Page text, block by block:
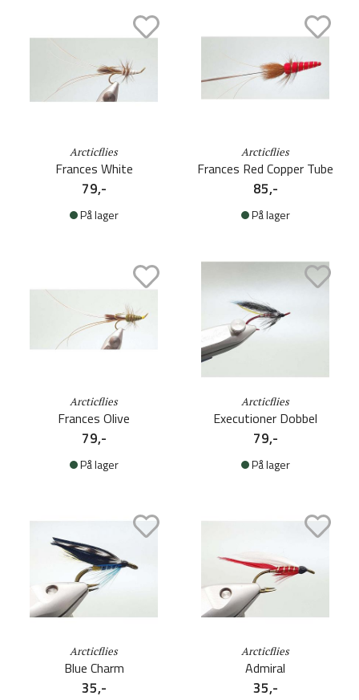
Arcticflies
Frances White
79,-
På lager
Arcticflies
Frances Red Copper Tube
85,-
På lager
Arcticflies
Frances Olive
79,-
På lager
Arcticflies
Executioner Dobbel
79,-
På lager
Arcticflies
Blue Charm
35,-
Arcticflies
Admiral
35,-